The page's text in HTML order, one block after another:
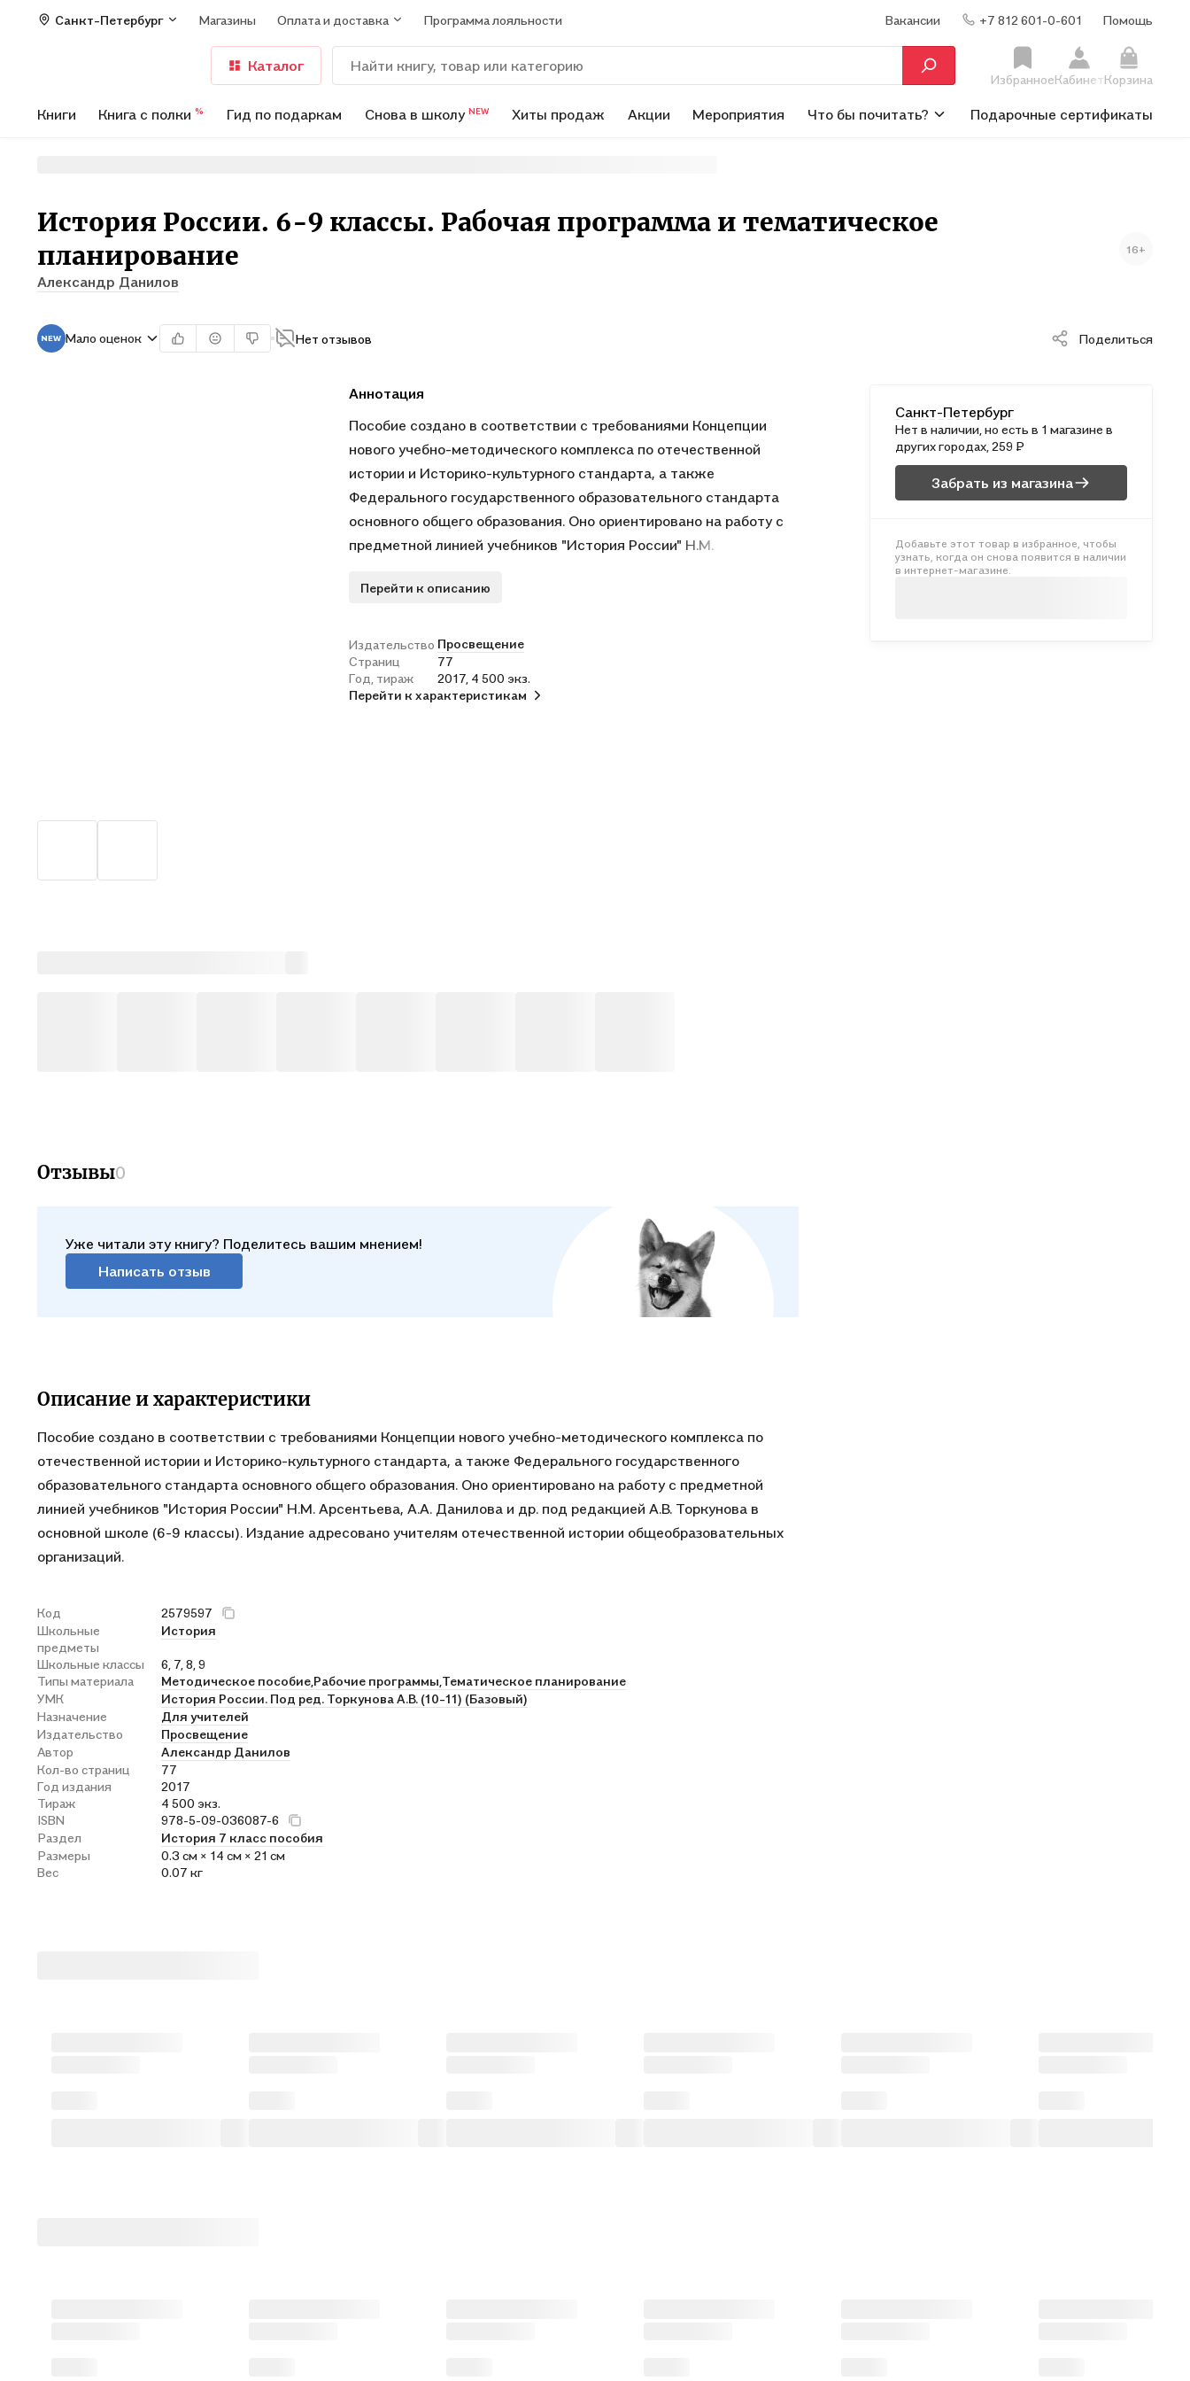
Санкт-Петербург Магазины Оплата и доставка Программа лояльности Вакансии +7 812 601-0-601 Помощь
Каталог
ИзбранноеКабинетКорзина
Книги Книга с полки % Гид по подаркам Снова в школу NEW Хиты продаж Акции Мероприятия Что бы почитать? Подарочные сертификаты
История России. 6-9 классы. Рабочая программа и тематическое
планирование
Александр Данилов
16+
Мало оценок Нет отзывов Поделиться
Аннотация
Пособие создано в соответствии с требованиями Концепции
нового учебно-методического комплекса по отечественной
истории и Историко-культурного стандарта, а также
Федерального государственного образовательного стандарта
основного общего образования. Оно ориентировано на работу с
предметной линией учебников "История России" Н.М.
в основной школе (6-9 классы). Издание адресовано учителям
Перейти к описанию
Издательство Просвещение
Страниц
77
Год, тираж
2017, 4 500 экз.
Перейти к характеристикам
Санкт-Петербург
Нет в наличии, но есть в 1 магазине в
других городах, 259 ₽
Забрать из магазина
Добавьте этот товар в избранное, чтобы
узнать, когда он снова появится в наличии
в интернет-магазине.
Отзывы0
Уже читали эту книгу? Поделитесь вашим мнением!
Написать отзыв
Описание и характеристики
Пособие создано в соответствии с требованиями Концепции нового учебно-методического комплекса по
отечественной истории и Историко-культурного стандарта, а также Федерального государственного
образовательного стандарта основного общего образования. Оно ориентировано на работу с предметной
линией учебников "История России" Н.М. Арсентьева, А.А. Данилова и др. под редакцией А.В. Торкунова в
основной школе (6-9 классы). Издание адресовано учителям отечественной истории общеобразовательных
организаций.
Код
2579597
Школьные
предметы
История
Школьные классы
6, 7, 8, 9
Типы материала
Методическое пособие, Рабочие программы, Тематическое планирование
УМК
История России. Под ред. Торкунова А.В. (10-11) (Базовый)
Назначение
Для учителей
Издательство
Просвещение
Автор
Александр Данилов
Кол-во страниц
77
Год издания
2017
Тираж
4 500 экз.
ISBN
978-5-09-036087-6
Раздел
История 7 класс пособия
Размеры
0.3 см × 14 см × 21 см
Вес
0.07 кг